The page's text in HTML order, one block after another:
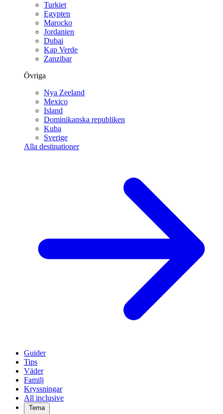
Turkiet
Egypten
Marocko
Jordanien
Dubai
Kap Verde
Zanzibar
Övriga
Nya Zeeland
Mexico
Island
Dominikanska republiken
Kuba
Sverige
Alla destinationer
Guider
Tips
Väder
Familj
Kryssningar
All inclusive
Tema